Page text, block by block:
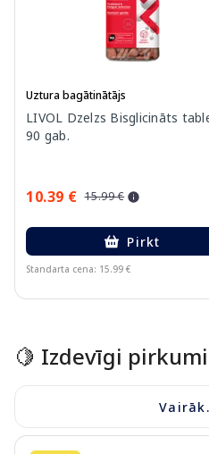
Uztura bagātinātājs
LIVOL Dzelzs Bisglicināts
90 gab.
10.39 € 15.99 €
Pirkt
Standarta cena: 15.99 €
🍋 Izdevīgi